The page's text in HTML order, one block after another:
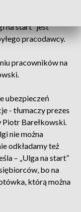
na start” jest
pracodawcy.
pracowników na
ubezpieczeń
- tłumaczy prezes
Barełkowski.
nie można
odkładamy też
– „Ulga na start”
bo na
którą można